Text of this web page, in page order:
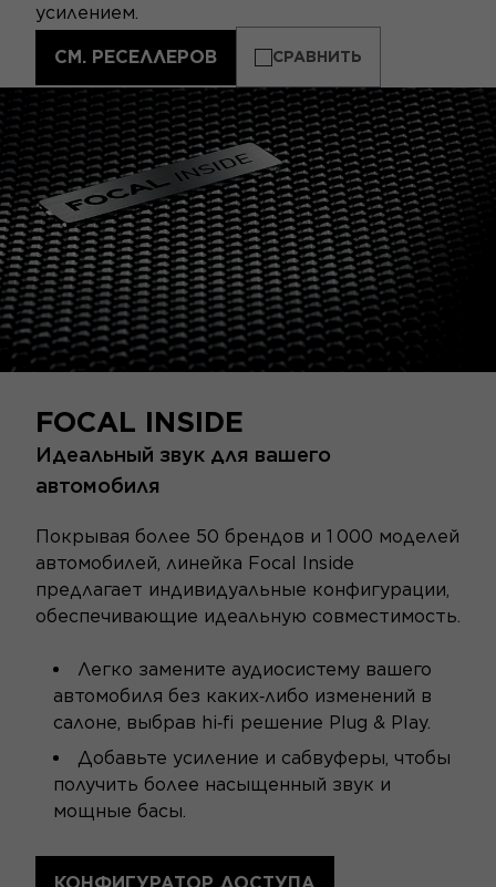
усилением.
СМ. РЕСЕЛЛЕРОВ СРАВНИТЬ
FOCAL INSIDE
Идеальный звук для вашего
автомобиля
Покрывая более 50 брендов и 1 000 моделей
автомобилей, линейка Focal Inside
предлагает индивидуальные конфигурации,
обеспечивающие идеальную совместимость.
Легко замените аудиосистему вашего
автомобиля без каких‑либо изменений в
салоне, выбрав hi‑fi решение Plug & Play.
Добавьте усиление и сабвуферы, чтобы
получить более насыщенный звук и
мощные басы.